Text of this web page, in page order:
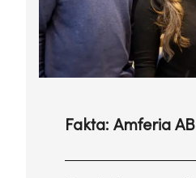
Fakta: Amferia AB